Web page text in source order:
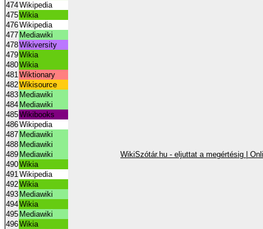
474Wikipedia
475Wikia
476Wikipedia
477 Mediawiki
478Wikiversity
479Wikia
480Wikia
481Wiktionary
482Wikisource
483 Mediawiki
484 Mediawiki
485Wikibooks
486Wikipedia
487 Mediawiki
488 Mediawiki
489 Mediawiki
WikiSzótár.hu - eljuttat a megértésig |
490Wikia
491Wikipedia
492Wikia
493 Mediawiki
494Wikia
495 Mediawiki
496Wikia